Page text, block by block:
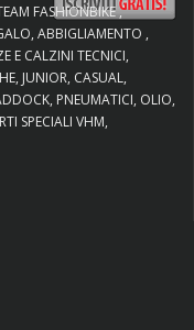
FASHIONBIKE
ABBIGLIAMENTO
E CALZINI TECNICI
JUNIOR CASUAL
PNEUMATICI OLIO
SPECIALI VHM